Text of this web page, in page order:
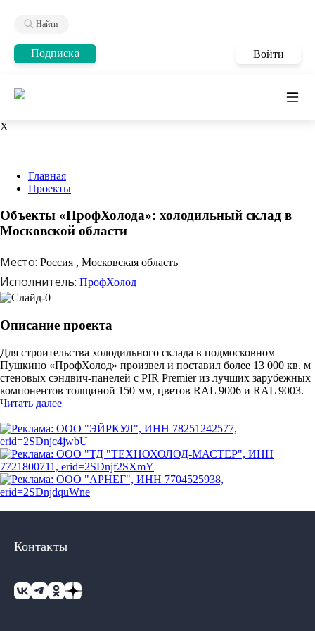
Найти
Подписка Войти
X
Главная
Проекты
Объекты «ПрофХолода»: холодильный склад в
Московской области
Место: Россия , Московская область
Исполнитель: ПрофХолод
Описание проекта
Для строительства холодильного склада в подмосковном
Пушкино «ПрофХолод» произвел и поставил более 13 000 кв. м
стеновых сэндвич-панелей c PIR Premier из лучших зарубежных
компонентов толщиной 150 мм, цветов RAL 9006 и RAL 9003.
Читать далее
Контакты